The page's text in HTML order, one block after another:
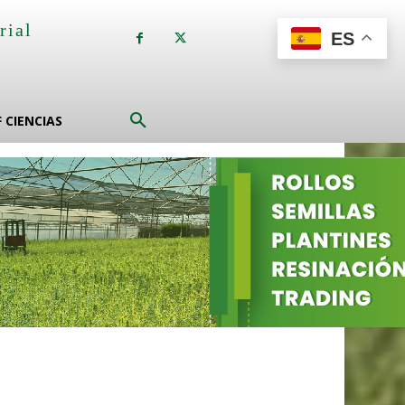
CIENCIAS
ES